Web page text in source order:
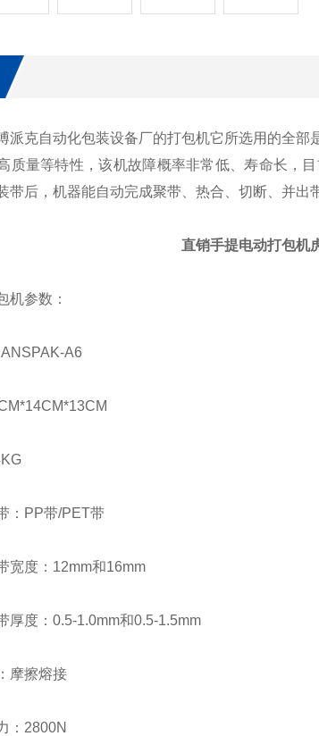
克自动化包装设备厂的打包机它所选用的全部
质量等特性，该机故障概率非常低、寿命长，
带后，机器能自动完成聚带、热合、切断、并
直销手提电动打包机
参数：
A6
PP带/PET带
度：12mm和16mm
度：0.5-1.0mm和0.5-1.5mm
擦熔接
2800N